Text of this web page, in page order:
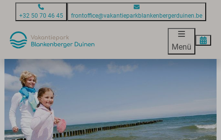
+32 50 70 46 45 frontoffice@vakantieparkblankenbergerduinen.be
Menü